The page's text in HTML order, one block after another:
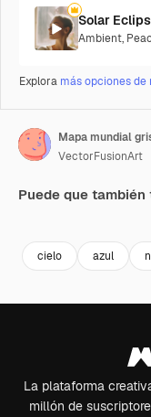
Solar
Ambient,
Explora más opciones de
VectorFusionArt
Puede que
cielo azul
La plataforma
millón de